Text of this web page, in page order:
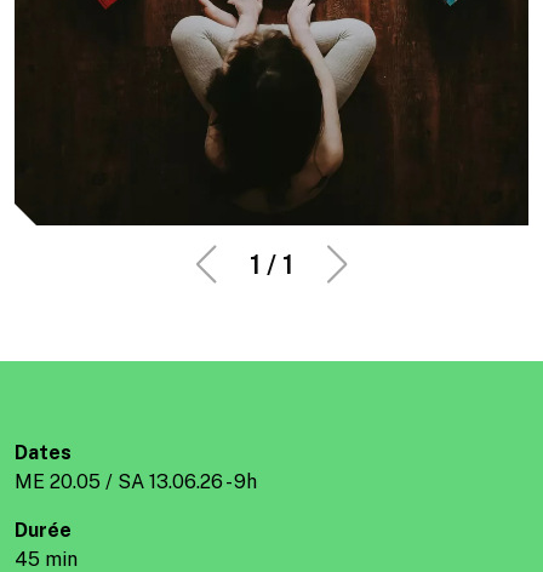
1 / 1
Dates
ME 20.05 / SA 13.06.26 - 9h
Durée
45 min